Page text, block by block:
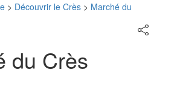
> Découvrir le Crès > Marché du
Partager
sur
du Crès